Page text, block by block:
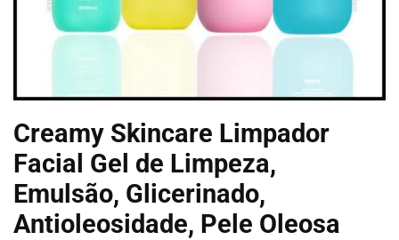
Creamy Skincare Limpador
Facial Gel de Limpeza,
Emulsão, Glicerinado,
Antioleosidade, Pele Oleosa